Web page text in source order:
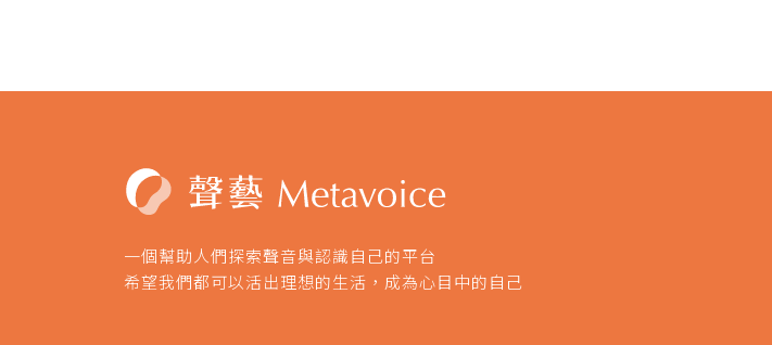
一個幫助人們探索聲音與認識自己的平台
希望我們都可以活出理想的生活，成為心目中的自己